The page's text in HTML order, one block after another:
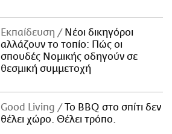
Εκπαίδευση
Νέοι δικηγόροι
αλλάζουν το τοπίο: Πώς οι
σπουδές Νομικής οδηγούν σε
θεσμική συμμετοχή
Good Living
Το BBQ στο σπίτι δεν
θέλει χώρο. Θέλει τρόπο.